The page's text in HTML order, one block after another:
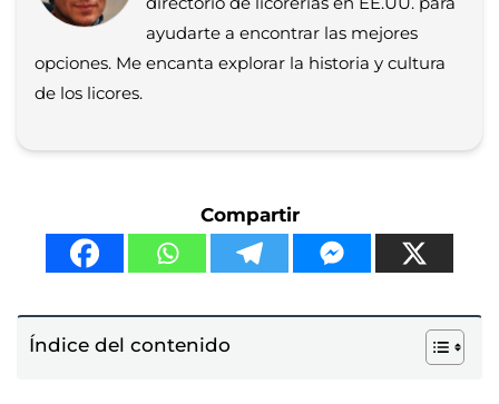
ayudarte a encontrar las mejores
opciones. Me encanta explorar la historia y cultura
de los licores.
Compartir
Índice del contenido